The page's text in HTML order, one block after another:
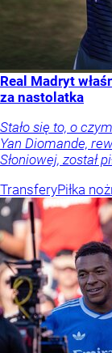
Real Madryt
za nastolatka
Stało się to, o
Yan Diomande,
Słoniowej, został
TransferyPiłka